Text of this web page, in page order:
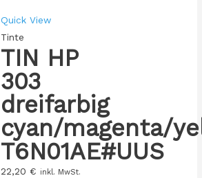
Quick View
Tinte
TIN HP
303
dreifarbig
cyan/magenta/
T6N01AE#UUS
22,20 € inkl. MwSt.